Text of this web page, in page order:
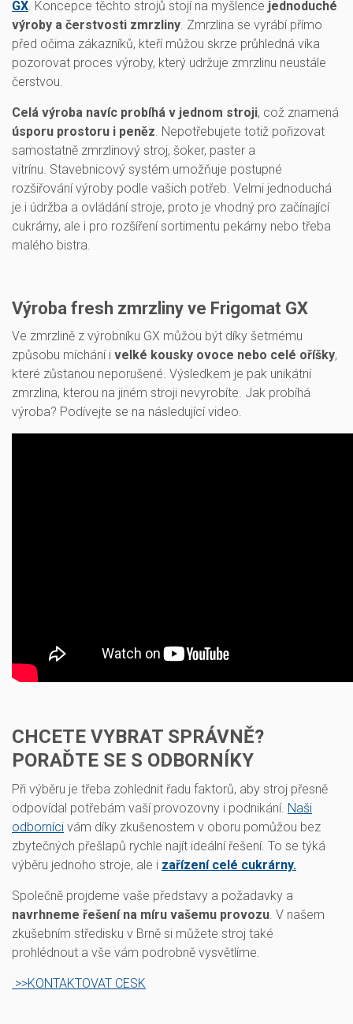
GX. Koncepce těchto strojů stojí na myšlence jednoduché
výroby a čerstvosti zmrzliny. Zmrzlina se vyrábí přímo
před očima zákazníků, kteří můžou skrze průhledná víka
pozorovat proces výroby, který udržuje zmrzlinu neustále
čerstvou.
Celá výroba navíc probíhá v jednom stroji, což znamená
úsporu prostoru i peněz. Nepotřebujete totiž pořizovat
samostatně zmrzlinový stroj, šoker, paster a
vitrínu. Stavebnicový systém umožňuje postupné
rozšiřování výroby podle vašich potřeb. Velmi jednoduchá
je i údržba a ovládání stroje, proto je vhodný pro začínající
cukrárny, ale i pro rozšíření sortimentu pekárny nebo třeba
malého bistra.
Výroba fresh zmrzliny ve Frigomat GX
Ve zmrzlině z výrobníku GX můžou být díky šetrnému
způsobu míchání i velké kousky ovoce nebo celé oříšky,
které zůstanou neporušené. Výsledkem je pak unikátní
zmrzlina, kterou na jiném stroji nevyrobíte. Jak probíhá
výroba? Podívejte se na následující video.
CHCETE VYBRAT SPRÁVNĚ?
PORAĎTE SE S ODBORNÍKY
Při výběru je třeba zohlednit řadu faktorů, aby stroj přesně
odpovídal potřebám vaší provozovny i podnikání. Naši
odborníci vám díky zkušenostem v oboru pomůžou bez
zbytečných přešlapů rychle najít ideální řešení. To se týká
výběru jednoho stroje, ale i zařízení celé cukrárny.
Společně projdeme vaše představy a požadavky a
navrhneme řešení na míru vašemu provozu. V našem
zkušebním středisku v Brně si můžete stroj také
prohlédnout a vše vám podrobně vysvětlíme.
>>KONTAKTOVAT CESK